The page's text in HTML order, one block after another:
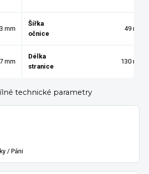
mm
Šířka
očnice
49 mm
mm
Délka
stranice
130 mm
technické parametry
/ Páni